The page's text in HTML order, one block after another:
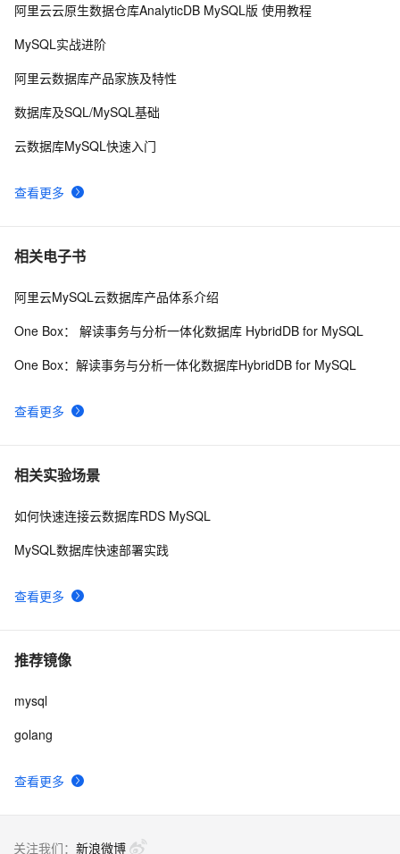
10查询MySQL运行状况
查看更多
阿里云云原生数据仓库AnalyticDB MySQL版 使用教程
MySQL实战进阶
阿里云数据库产品家族及特性
数据库及SQL/MySQL基础
云数据库MySQL快速入门
相关电子书
查看更多
阿里云MySQL云数据库产品体系介绍
One Box： 解读事务与分析一体化数据库 HybridDB for MySQL
One Box：解读事务与分析一体化数据库HybridDB for MySQL
相关实验场景
查看更多
如何快速连接云数据库RDS MySQL
MySQL数据库快速部署实践
推荐镜像
查看更多
mysql
golang
关注我们： 新浪微博